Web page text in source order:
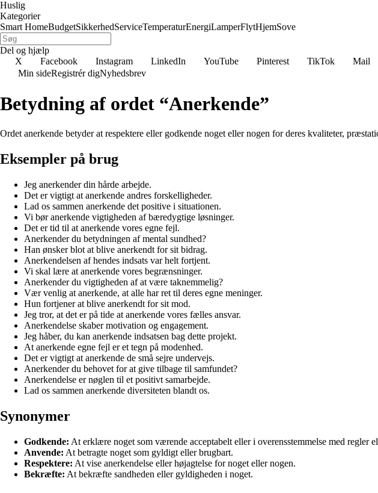
Huslig
Kategorier
Smart HomeBudgetSikkerhedServiceTemperaturEnergiLamperFlytHjemSove
Del og hjælp
X
Facebook Instagram LinkedIn YouTube Pinterest TikTok Mail
Min sideRegistrér digNyhedsbrev
Betydning af ordet “Anerkende”
Ordet anerkende betyder at respektere eller godkende noget eller nogen for deres kvaliteter,
Eksempler på brug
Jeg anerkender din hårde arbejde.
Det er vigtigt at anerkende andres forskelligheder.
Lad os sammen anerkende det positive i situationen.
Vi bør anerkende vigtigheden af bæredygtige løsninger.
Det er tid til at anerkende vores egne fejl.
Anerkender du betydningen af mental sundhed?
Han ønsker blot at blive anerkendt for sit bidrag.
Anerkendelsen af hendes indsats var helt fortjent.
Vi skal lære at anerkende vores begrænsninger.
Anerkender du vigtigheden af at være taknemmelig?
Vær venlig at anerkende, at alle har ret til deres egne meninger.
Hun fortjener at blive anerkendt for sit mod.
Jeg tror, at det er på tide at anerkende vores fælles ansvar.
Anerkendelse skaber motivation og engagement.
Jeg håber, du kan anerkende indsatsen bag dette projekt.
At anerkende egne fejl er et tegn på modenhed.
Det er vigtigt at anerkende de små sejre undervejs.
Anerkender du behovet for at give tilbage til samfundet?
Anerkendelse er nøglen til et positivt samarbejde.
Lad os sammen anerkende diversiteten blandt os.
Synonymer
Godkende: At erklære noget som værende acceptabelt eller i overensstemmelse med regler
Anvende: At betragte noget som gyldigt eller brugbart.
Respektere: At vise anerkendelse eller højagtelse for noget eller nogen.
Bekræfte: At bekræfte sandheden eller gyldigheden i noget.